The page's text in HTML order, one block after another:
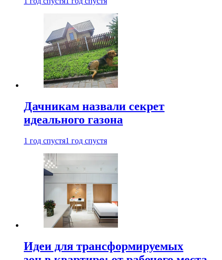
Дачникам назвали секрет
идеального газона
1 год спустя1 год спустя
Идеи для трансформируемых